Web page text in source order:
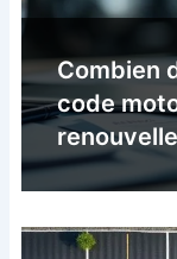
Combien
code